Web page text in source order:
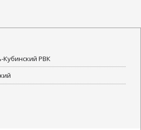
Кубинский РВК